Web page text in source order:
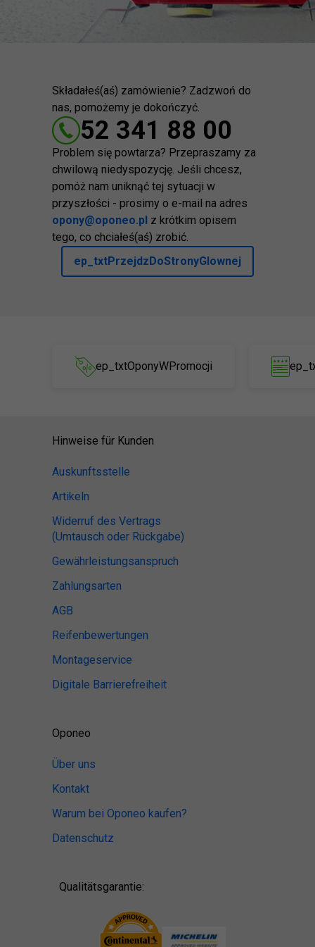
Składałeś(aś) zamówienie? Zadzwoń do
nas, pomożemy je dokończyć.
52 341 88 00
Problem się powtarza? Przepraszamy za
chwilową niedyspozycję. Jeśli chcesz,
pomóż nam uniknąć tej sytuacji w
przyszłości - prosimy o e-mail na adres
opony@oponeo.pl z krótkim opisem
tego, co chciałeś(aś) zrobić.
ep_txtPrzejdzDoStronyGlownej
ep_txtOponyWPromocji
Hinweise für Kunden
Auskunftsstelle
Artikeln
Widerruf des Vertrags
(Umtausch oder Rückgabe)
Gewährleistungsanspruch
Zahlungsarten
AGB
Reifenbewertungen
Montageservice
Digitale Barrierefreiheit
Oponeo
Über uns
Kontakt
Warum bei Oponeo kaufen?
Datenschutz
Qualitätsgarantie: